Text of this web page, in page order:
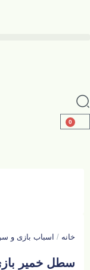
0
خانه / اسباب بازی و
سطل خمیر